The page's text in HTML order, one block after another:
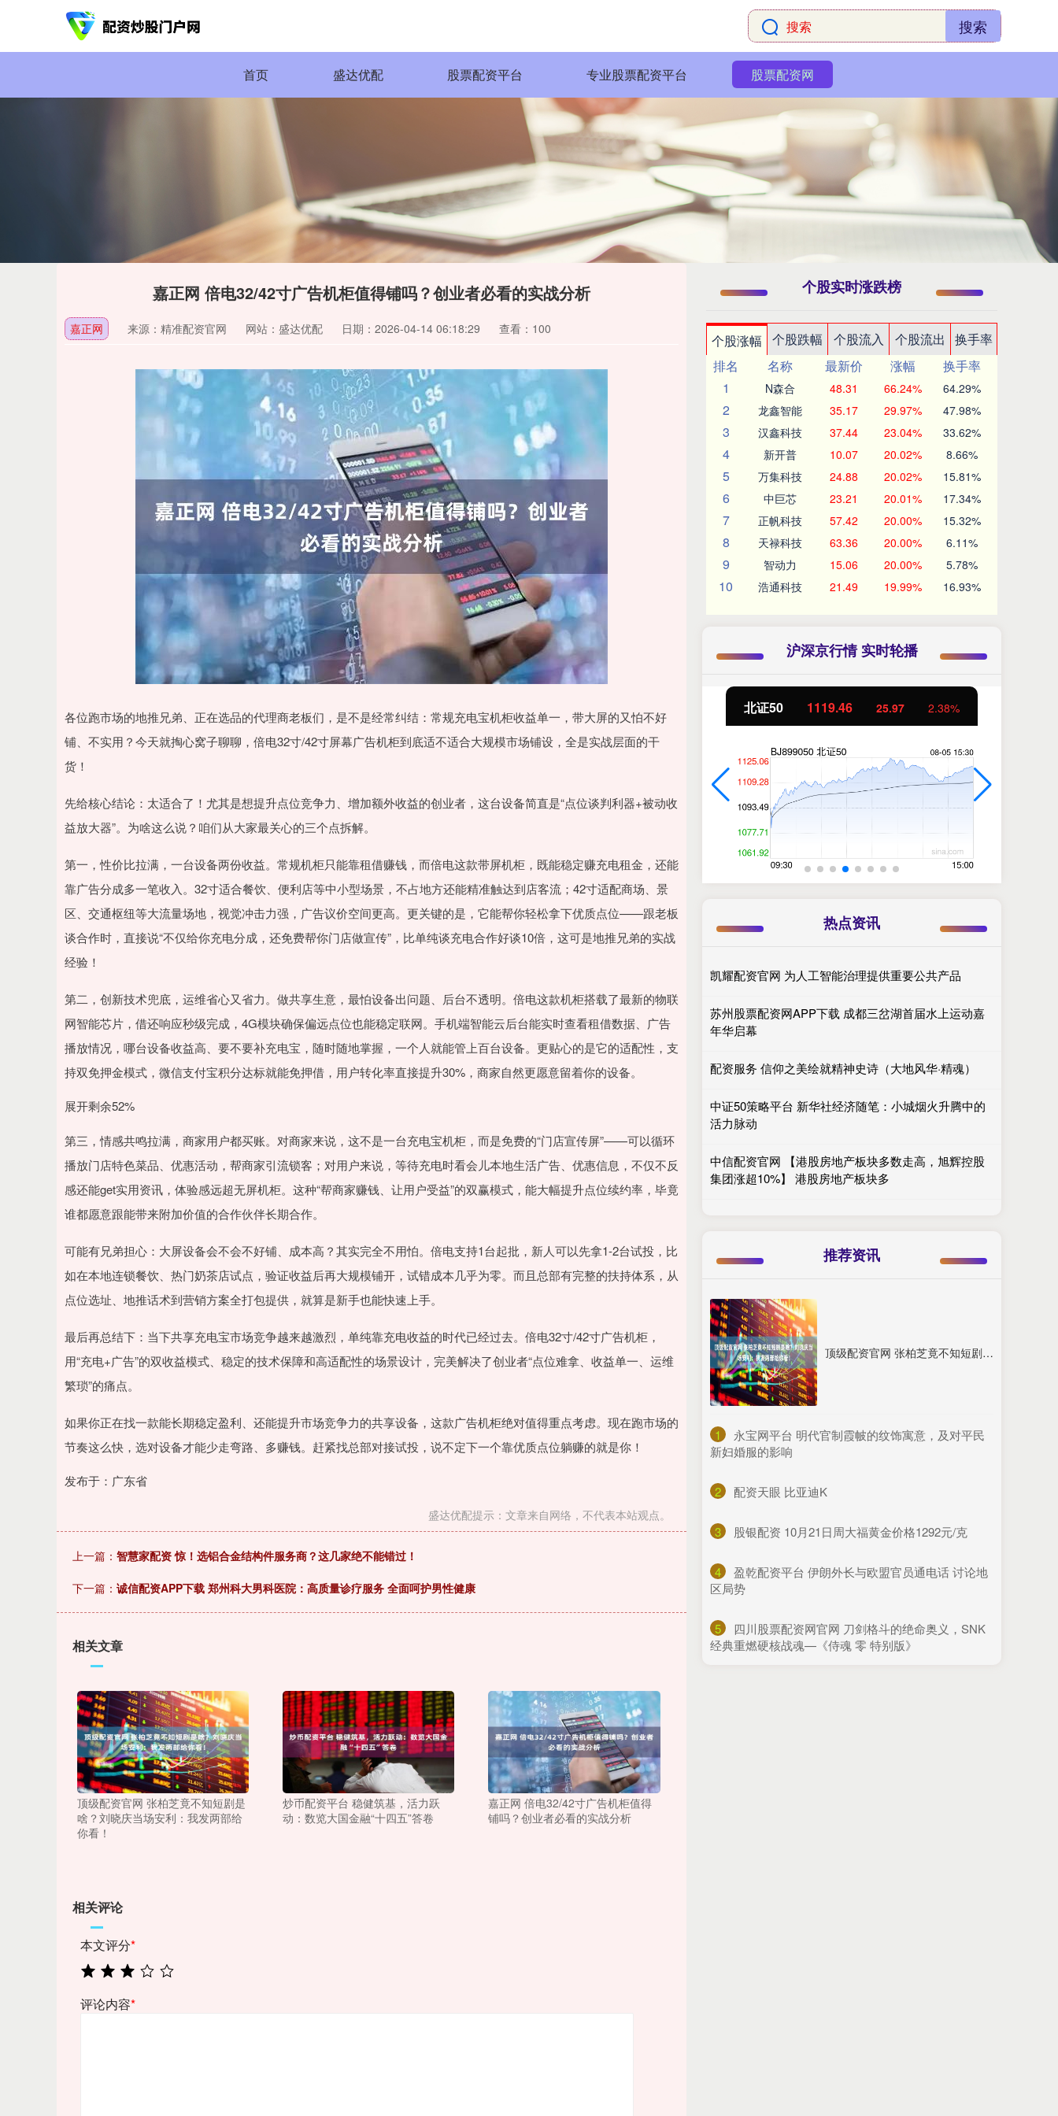
搜索
首页 盛达优配 股票配资平台 专业股票配资平台 股票配资网
嘉正网 倍电32/42寸广告机柜值得铺吗？创业者必看的实战分析
嘉正网 来源：精准配资官网 网站：盛达优配 日期：2026-04-14 06:18:29 查看：100
各位跑市场的地推兄弟、正在选品的代理商老板们，是不是经常纠结：常规充电宝机柜收益单一，带大屏的又怕不好
铺、不实用？今天就掏心窝子聊聊，倍电32寸/42寸屏幕广告机柜到底适不适合大规模市场铺设，全是实战层面的干
货！
先给核心结论：太适合了！尤其是想提升点位竞争力、增加额外收益的创业者，这台设备简直是“点位谈判利器+被动收
益放大器”。为啥这么说？咱们从大家最关心的三个点拆解。
第一，性价比拉满，一台设备两份收益。常规机柜只能靠租借赚钱，而倍电这款带屏机柜，既能稳定赚充电租金，还能
靠广告分成多一笔收入。32寸适合餐饮、便利店等中小型场景，不占地方还能精准触达到店客流；42寸适配商场、景
区、交通枢纽等大流量场地，视觉冲击力强，广告议价空间更高。更关键的是，它能帮你轻松拿下优质点位——跟老板
谈合作时，直接说“不仅给你充电分成，还免费帮你门店做宣传”，比单纯谈充电合作好谈10倍，这可是地推兄弟的实战
经验！
第二，创新技术兜底，运维省心又省力。做共享生意，最怕设备出问题、后台不透明。倍电这款机柜搭载了最新的物联
网智能芯片，借还响应秒级完成，4G模块确保偏远点位也能稳定联网。手机端智能云后台能实时查看租借数据、广告
播放情况，哪台设备收益高、要不要补充电宝，随时随地掌握，一个人就能管上百台设备。更贴心的是它的适配性，支
持双免押金模式，微信支付宝积分达标就能免押借，用户转化率直接提升30%，商家自然更愿意留着你的设备。
展开剩余52%
第三，情感共鸣拉满，商家用户都买账。对商家来说，这不是一台充电宝机柜，而是免费的“门店宣传屏”——可以循环
播放门店特色菜品、优惠活动，帮商家引流锁客；对用户来说，等待充电时看会儿本地生活广告、优惠信息，不仅不反
感还能get实用资讯，体验感远超无屏机柜。这种“帮商家赚钱、让用户受益”的双赢模式，能大幅提升点位续约率，毕竟
谁都愿意跟能带来附加价值的合作伙伴长期合作。
可能有兄弟担心：大屏设备会不会不好铺、成本高？其实完全不用怕。倍电支持1台起批，新人可以先拿1-2台试投，比
如在本地连锁餐饮、热门奶茶店试点，验证收益后再大规模铺开，试错成本几乎为零。而且总部有完整的扶持体系，从
点位选址、地推话术到营销方案全打包提供，就算是新手也能快速上手。
最后再总结下：当下共享充电宝市场竞争越来越激烈，单纯靠充电收益的时代已经过去。倍电32寸/42寸广告机柜，
用“充电+广告”的双收益模式、稳定的技术保障和高适配性的场景设计，完美解决了创业者“点位难拿、收益单一、运维
繁琐”的痛点。
如果你正在找一款能长期稳定盈利、还能提升市场竞争力的共享设备，这款广告机柜绝对值得重点考虑。现在跑市场的
节奏这么快，选对设备才能少走弯路、多赚钱。赶紧找总部对接试投，说不定下一个靠优质点位躺赚的就是你！
发布于：广东省
盛达优配提示：文章来自网络，不代表本站观点。
上一篇： 智慧家配资 惊！选铝合金结构件服务商？这几家绝不能错过！
下一篇： 诚信配资APP下载 郑州科大男科医院：高质量诊疗服务 全面呵护男性健康
相关文章
顶级配资官网 张柏芝竟不知短剧是
啥？刘晓庆当场安利：我发两部给
你看！
炒币配资平台 稳健筑基，活力跃
动：数览大国金融“十四五”答卷
嘉正网 倍电32/42寸广告机柜值得
铺吗？创业者必看的实战分析
相关评论
本文评分*
评论内容*
个股实时涨跌榜
个股涨幅 个股跌幅 个股流入 个股流出
换手率
排名
名称 最新价 涨幅
换手率
1
N森合 48.31 66.24% 64.29%
2 龙鑫智能 35.17 29.97% 47.98%
3 汉鑫科技 37.44 23.04% 33.62%
4 新开普 10.07 20.02% 8.66%
5 万集科技 24.88 20.02% 15.81%
6 中巨芯 23.21 20.01% 17.34%
7 正帆科技 57.42 20.00% 15.32%
8 天禄科技 63.36 20.00% 6.11%
9 智动力 15.06 20.00% 5.78%
10 浩通科技 21.49 19.99% 16.93%
沪深京行情 实时轮播
沪深300 4658.15 57.22 北证50 1119.46 25.97 创业板指 3535.14 46.18 1.32%
热点资讯
凯耀配资官网 为人工智能治理提供重要公共产品
苏州股票配资网APP下载 成都三岔湖首届水上运动嘉
年华启幕
配资服务 信仰之美绘就精神史诗（大地风华·精魂）
中证50策略平台 新华社经济随笔：小城烟火升腾中的
活力脉动
中信配资官网 【港股房地产板块多数走高，旭辉控股
集团涨超10%】 港股房地产板块多
推荐资讯
顶级配资官网 张柏芝竟不知短剧是啥？刘晓庆当场安利：我发两部给你看！
1
​永宝网平台 明代官制霞帔的纹饰寓意，及对平民
新妇婚服的影响
2 ​配资天眼 比亚迪K
3 ​股银配资 10月21日周大福黄金价格1292元/克
4
​盈乾配资平台 伊朗外长与欧盟官员通电话 讨论地
区局势
5
​四川股票配资网官网 刀剑格斗的绝命奥义，SNK
经典重燃硬核战魂—《侍魂 零 特别版》